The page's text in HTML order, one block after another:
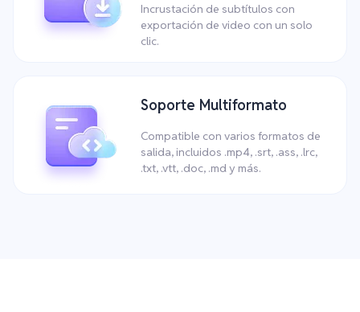
Incrustación de subtítulos con
exportación de video con un solo
clic.
Soporte Multiformato
Compatible con varios formatos de
salida, incluidos .mp4, .srt, .ass, .lrc,
.txt, .vtt, .doc, .md y más.